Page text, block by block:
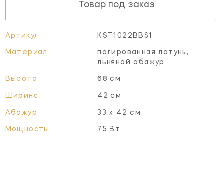
Товар под заказ
Артикул KST1022BBS1
Материал
полированная латунь,
льняной абажур
Высота 68 см
Ширина 42 см
Абажур 33 х 42 см
Мощность 75 Вт